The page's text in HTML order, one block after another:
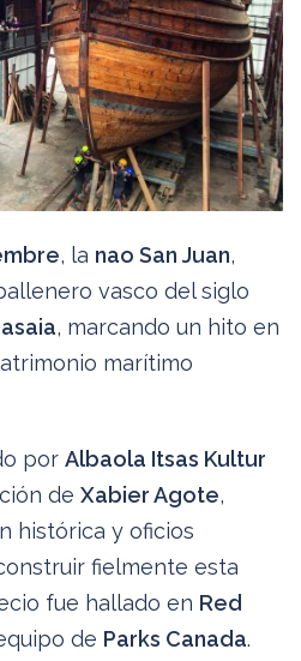
, la nao San Juan,
vasco del siglo
, marcando un hito en
marítimo
por Albaola Itsas Kultur
de Xabier Agote,
histórica y oficios
fielmente esta
fue hallado en Red
de Parks Canada.